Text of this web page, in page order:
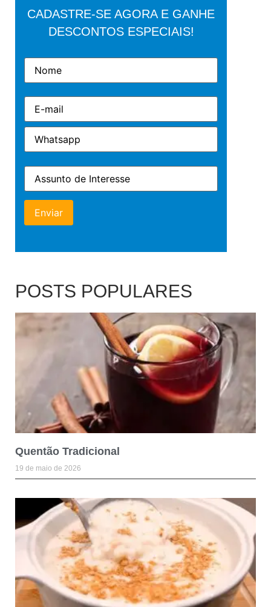
CADASTRE-SE AGORA E GANHE
DESCONTOS ESPECIAIS!
POSTS POPULARES
Quentão Tradicional
19 de maio de 2026